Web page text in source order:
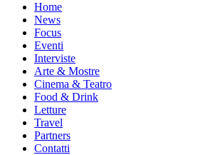
Home
News
Focus
Eventi
Interviste
Arte & Mostre
Cinema & Teatro
Food & Drink
Letture
Travel
Partners
Contatti